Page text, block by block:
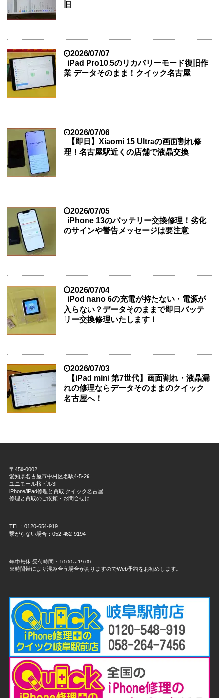
旧
2026/07/07
iPad Pro10.5のリカバリーモード復旧作
業 データそのまま！クイック名古屋
2026/07/06
【即日】Xiaomi 15 Ultraの画面割れ修
理！名古屋駅近くの店舗で液晶交換
2026/07/05
iPhone 13のバッテリー交換修理！劣化
のサインや警告メッセージは要注意
2026/07/04
iPod nano 6の充電が持たない・電源が
入らない？データそのままで即日バッテ
リー交換修理いたします！
2026/07/03
【iPad mini 第7世代】画面割れ・液晶漏
れの修理ならデータそのままのクイック
名古屋へ！
〒450-0002
愛知県名古屋市中村区名駅4-5-26
ユニモール桜ビル3F
iPhone/iPad修理と買取 クイック名古屋
修理と買取のご依頼・お問合せは
TEL：0120-654-919
繋がらない場合：052-462-9194
年中無休 受付時間：10:00～19:00
※時間帯により混み合う場合がありますのでWeb予約をお勧めします。